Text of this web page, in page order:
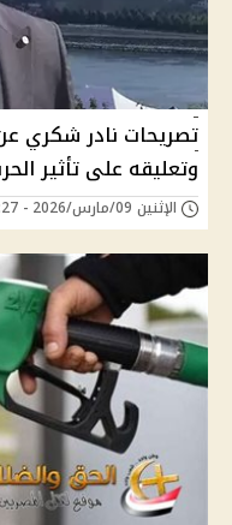
تصريحات نادر شكري
وتعليقه على تأثير
الإثنين 09/مارس/2026 - 09:27 م